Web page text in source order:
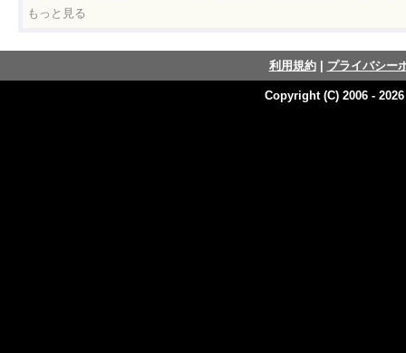
もっと見る
利用規約| プライバシー
Copyright (C) 2006 -